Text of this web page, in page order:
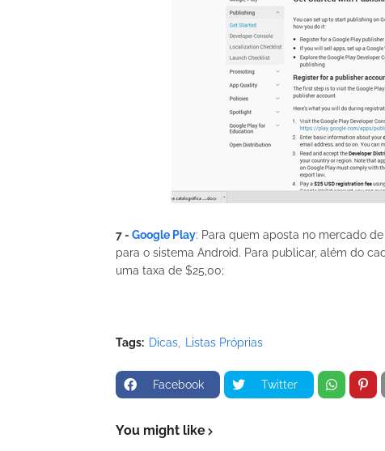
7 - Google Play: Para quem aposta no mercado
para o sistema Android. Para publicar, além do
uma taxa de $25,00;
Tags: Dicas Listas Próprias
Facebook Twitter
You might like